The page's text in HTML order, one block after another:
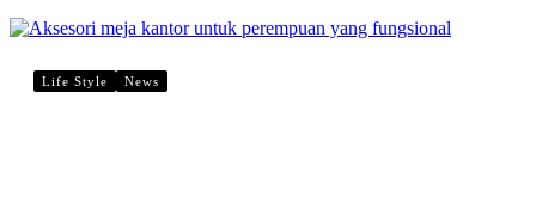
Life Style News